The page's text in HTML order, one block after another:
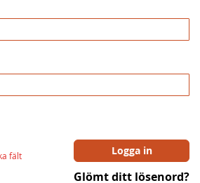
Logga in
Glömt ditt lösenord?